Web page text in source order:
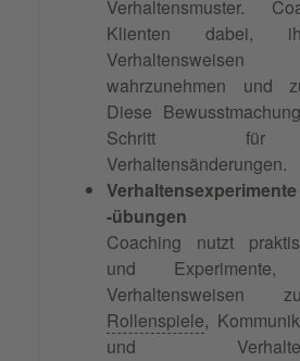
Verhaltensmuster.
Klienten dabei,
wahrzunehmen und
Diese
Schritt für
Verhaltensänderungen.
-übungen
Coaching nutzt
und
Verhaltensweisen
Rollenspiele,
und